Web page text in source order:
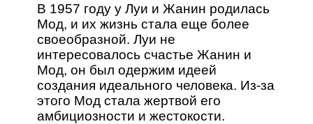
В 1957 году у Луи и Жанин родилась
Мод, и их жизнь стала еще более
своеобразной. Луи не
интересовалось счастье Жанин и
Мод, он был одержим идеей
создания идеального человека. Из-за
этого Мод стала жертвой его
амбициозности и жестокости.